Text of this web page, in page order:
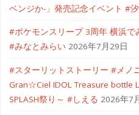
ベンジか-」発売記念イベント #
#ポケモンスリープ 3周年 横浜
#みなとみらい 2026年7月29日
#スターリットストーリー #メノ
Gran☆Ciel IDOL Treasure bottle
SPLASH祭り～ #しえる 2026年7